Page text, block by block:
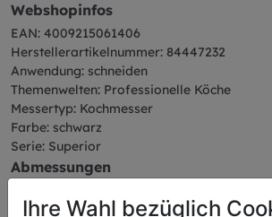
Webshopinfos
EAN: 4009215061406
Herstellerartikelnummer: 84447232
Anwendung: schneiden
Themenwelten: Professionelle Köche
Messertyp: Kochmesser
Farbe: schwarz
Serie: Superior
Abmessungen
Breite: 1,92 cm
Ihre Wahl bezüglich